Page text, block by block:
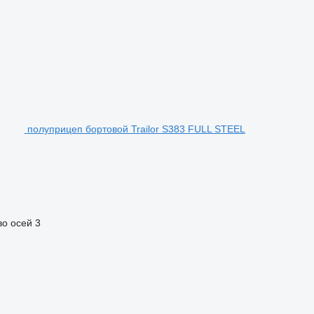
полуприцеп бортовой Trailor S383 FULL STEEL
осей 3